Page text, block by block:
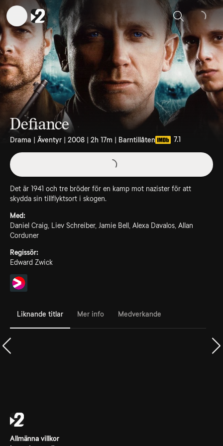
Sök
Defiance
Drama | Äventyr | 2008 | 2h 17m | Barntillåten 7.1
Det är 1941 och tre bröder för en kamp mot nazister för att
skydda sin tillflyktsort i skogen.
Med:
Daniel Craig, Liev Schreiber, Jamie Bell, Alexa Davalos, Allan
Corduner
Regissör:
Edward Zwick
Liknande titlar Mer info Medverkande
Allmänna villkor